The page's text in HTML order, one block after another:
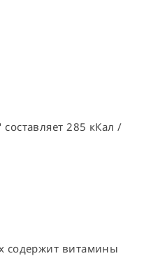
285 кКал /
содержит витамины